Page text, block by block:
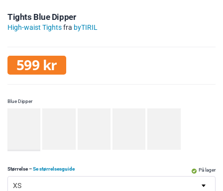
Tights Blue Dipper
High-waist Tightsfra byTIRIL
599 kr
Blue Dipper
Størrelse–Se størrelsesguide
XS
På lager